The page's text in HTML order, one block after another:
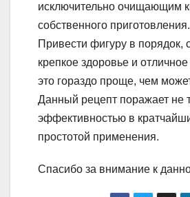
исключительно очищающим
собственного приготовления.
Привести фигуру в порядок,
крепкое здоровье и
это гораздо проще, чем
Данный рецепт поражает не
эффективностью в
простотой применения.
Спасибо за внимание к